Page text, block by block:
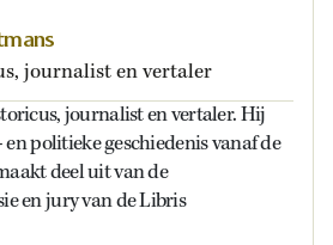
journalist en vertaler
journalist en vertaler. Hij
politieke geschiedenis vanaf de
deel uit van de
en jury van de Libris